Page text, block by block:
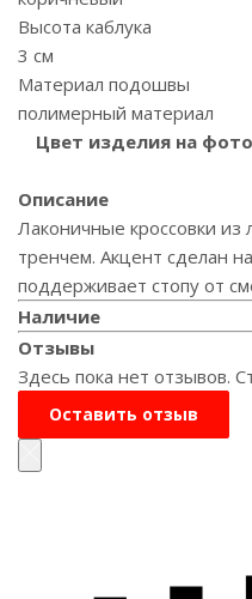
Высота каблука
3 см
Материал подошвы
полимерный материал
Цвет изделия на
Описание
Лаконичные кроссовки
тренчем. Акцент сделан
поддерживает стопу от
Наличие
Отзывы
Здесь пока нет отзывов.
Оставить отзыв